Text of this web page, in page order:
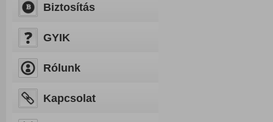
Biztosítás
GYIK
Rólunk
Kapcsolat